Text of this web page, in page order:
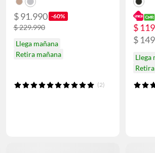
$ 91.990 -60%
$ 229.990
Llega mañana
Retira mañana
(2)
$
$
Llega